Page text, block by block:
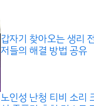
갑자기 찾아오는 생리
저들의 해결 방법 공유
노인성 난청 티비 소리